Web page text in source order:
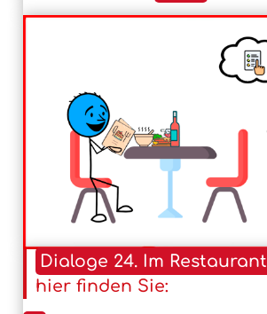
Dialoge 24. Im Restaurant
hier finden Sie: